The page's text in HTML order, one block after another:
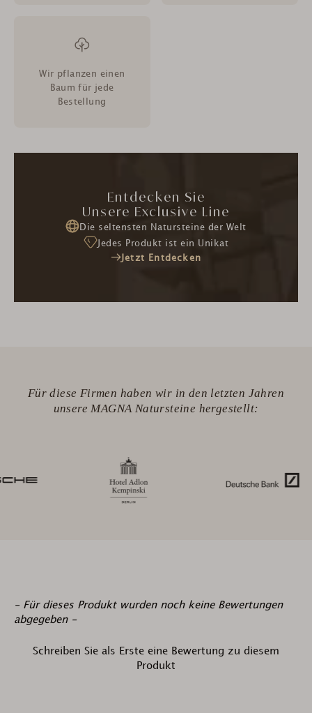
Wir pflanzen einen
Baum für jede
Bestellung
Entdecken Sie
Unsere Exclusive Line
Die seltensten Natursteine der Welt
Jedes Produkt ist ein Unikat
Jetzt Entdecken
Für diese Firmen haben wir in den letzten Jahren
unsere MAGNA Natursteine hergestellt:
- Für dieses Produkt wurden noch keine Bewertungen
abgegeben -
Schreiben Sie als Erste eine Bewertung zu diesem
Produkt
New content loaded